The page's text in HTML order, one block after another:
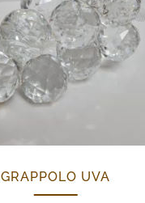
GRAPPOLO UVA